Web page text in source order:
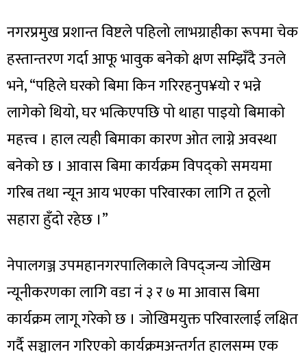
नगरप्रमुख प्रशान्त विष्टले पहिलो लाभग्राहीका रूपमा चेक
हस्तान्तरण गर्दा आफू भावुक बनेको क्षण सम्झिँदै उनले
भने, “पहिले घरको बिमा किन गरिरहनुप¥यो र भन्ने
लागेको थियो, घर भत्किएपछि पो थाहा पाइयो बिमाको
महत्त्व । हाल त्यही बिमाका कारण ओत लाग्ने अवस्था
बनेको छ । आवास बिमा कार्यक्रम विपद्को समयमा
गरिब तथा न्यून आय भएका परिवारका लागि त ठूलो
सहारा हुँदो रहेछ ।”
नेपालगञ्ज उपमहानगरपालिकाले विपद्जन्य जोखिम
न्यूनीकरणका लागि वडा नं ३ र ७ मा आवास बिमा
कार्यक्रम लागू गरेको छ । जोखिमयुक्त परिवारलाई लक्षित
गर्दै सञ्चालन गरिएको कार्यक्रमअन्तर्गत हालसम्म एक